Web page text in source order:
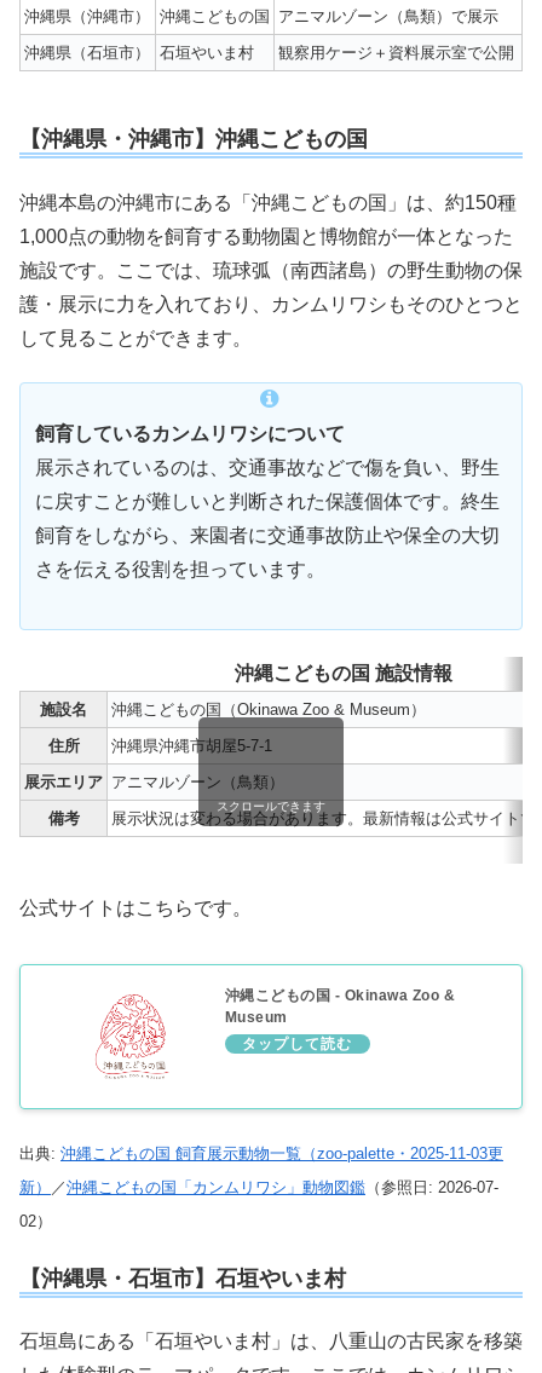
沖縄県（沖縄市）
沖縄こどもの国
アニマルゾーン（鳥類）で展示
沖縄県（石垣市）
石垣やいま村 観察用ケージ＋資料展示室で公開
【沖縄県・沖縄市】沖縄こどもの国
沖縄本島の沖縄市にある「沖縄こどもの国」は、約150種
1,000点の動物を飼育する動物園と博物館が一体となった
施設です。ここでは、琉球弧（南西諸島）の野生動物の保
護・展示に力を入れており、カンムリワシもそのひとつと
して見ることができます。
飼育しているカンムリワシについて
展示されているのは、交通事故などで傷を負い、野生
に戻すことが難しいと判断された保護個体です。終生
飼育をしながら、来園者に交通事故防止や保全の大切
さを伝える役割を担っています。
沖縄こどもの国 施設情報
施設名
沖縄こどもの国（Okinawa Zoo & Museum）
住所
沖縄県沖縄市胡屋5-7-1
展示エリア アニマルゾーン（鳥類）
備考
展示状況は変わる場合があります。最新情報は公式サイトで
スクロールできます
公式サイトはこちらです。
沖縄こどもの国 - Okinawa Zoo &
Museum
出典: 沖縄こどもの国 飼育展示動物一覧（zoo-palette・2025-11-03更
新）
／沖縄こどもの国「カンムリワシ」動物図鑑 （参照日: 2026-07-
02）
【沖縄県・石垣市】石垣やいま村
石垣島にある「石垣やいま村」は、八重山の古民家を移築